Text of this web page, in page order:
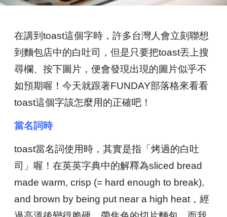
在講到toast這個字時，許多台灣人會立刻聯想
到麵包店中的白吐司，但是只要把toast丟上搜
尋欄、按下圖片，便會發現出現的圖片似乎不
如預期喔！今天就跟著FUNDAY部落格來看看
toast這個字該怎麼用的正確吧！
當名詞時
toast當名詞使用時，其實是指「烤過的白吐
司」喔！在英英字典中的解釋為sliced bread
made warm, crisp (= hard enough to break),
and brown by being put near a high heat，經